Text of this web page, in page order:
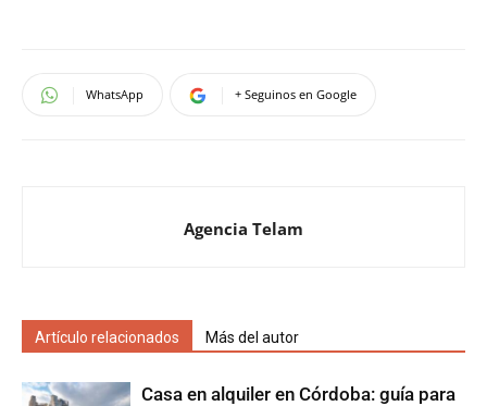
WhatsApp + Seguinos en Google
Agencia Telam
Artículo relacionados Más del autor
Casa en alquiler en Córdoba: guía para